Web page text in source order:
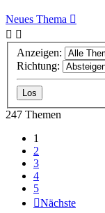
Neues Thema
Anzeigen:
Richtung:
247 Themen
1
2
3
4
5
Nächste